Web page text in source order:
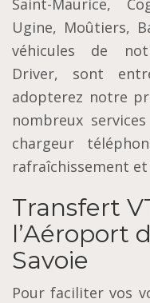
Ugine, Moûtiers,
véhicules de
Driver, sont
adopterez notre
nombreux
chargeur
rafraîchissement
Transfert
l’Aéroport
Savoie
Pour faciliter vos